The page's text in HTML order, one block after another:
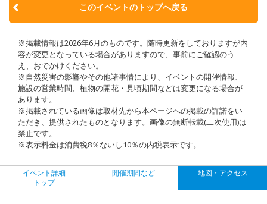
このイベントのトップへ戻る
※掲載情報は2026年6月のものです。随時更新をしておりますが内
容が変更となっている場合がありますので、事前にご確認のう
え、おでかけください。
※自然災害の影響やその他諸事情により、イベントの開催情報、
施設の営業時間、植物の開花・見頃期間などは変更になる場合が
あります。
※掲載されている画像は取材先から本ページへの掲載の許諾をい
ただき、提供されたものとなります。画像の無断転載(二次使用)は
禁止です。
※表示料金は消費税8％ないし10％の内税表示です。
イベント詳細
トップ
開催期間など 地図・アクセス